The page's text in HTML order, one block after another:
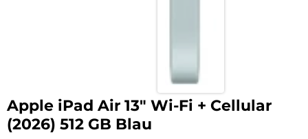
Apple iPad Air 13″ Wi-Fi + Cellular
(2026) 512 GB Blau